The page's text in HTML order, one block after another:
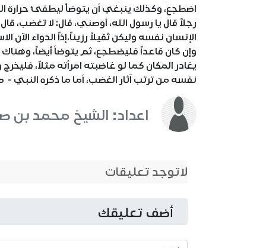
اضطجع، وكذلك ينبغي أن يتوضأ ليطفئ
رجلاً قال يا رسول الله، أوصني، قال: لا تغضب،
الإنسان نفسه وليكن ثقيلاً رزيناً.إذاً الدواء الآن
وإن كان قاعداً فليضطجع، ثم يتوضأ أيضاً،
يغادر المكان كما لو غاضبته امرأته مثلاً،
نفسه من ترتب آثار الغضب، أما ما ذكره
اعداد: الشيخ محمد بن
لاتوجد تعليقات
أضف تعليقك